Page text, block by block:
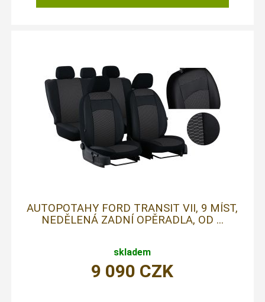
AUTOPOTAHY FORD TRANSIT VII, 9 MÍST,
NEDĚLENÁ ZADNÍ OPĚRADLA, OD ...
skladem
9 090 CZK